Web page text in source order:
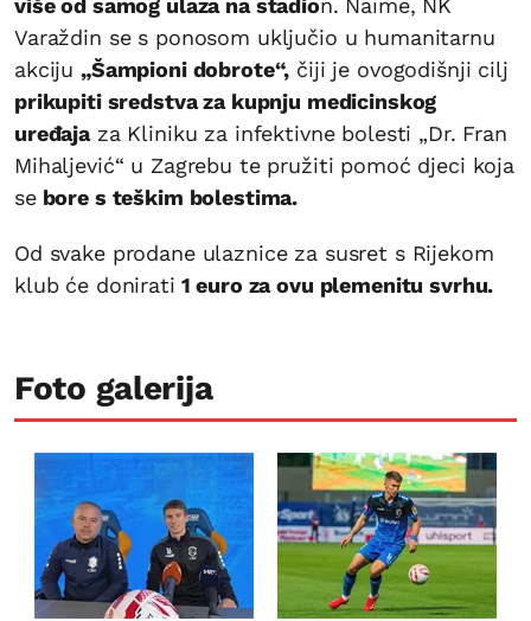
više od samog ulaza na stadion. Naime, NK
Varaždin se s ponosom uključio u humanitarnu
akciju „Šampioni dobrote“, čiji je ovogodišnji cilj
prikupiti sredstva za kupnju medicinskog
uređajaza Kliniku za infektivne bolesti „Dr. Fran
Mihaljević“ u Zagrebu te pružiti pomoć djeci koja
sebore s teškim bolestima.
Od svake prodane ulaznice za susret s Rijekom
klub će donirati 1 euro za ovu plemenitu svrhu.
Foto galerija